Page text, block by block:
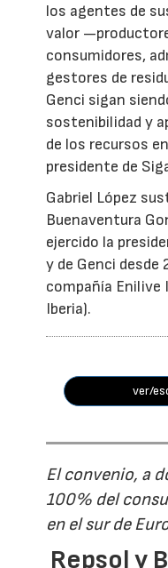
los agentes de
valor
consumidores,
gestores de
Genci sigan
sostenibilidad y
de los recursos
presidente de
Gabriel López
Buenaventura
ejercido la
y de Genci desde
compañía Enilive
Iberia).
ver/
El convenio, a
100% del
en el sur de
Repsol y